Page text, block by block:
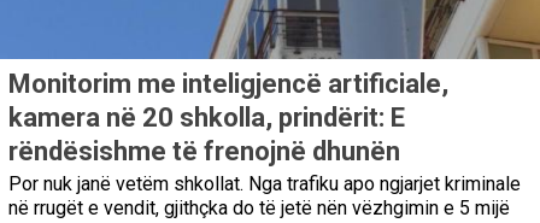
Monitorim me inteligjencë artificiale,
kamera në 20 shkolla, prindërit: E
rëndësishme të frenojnë dhunën
Por nuk janë vetëm shkollat. Nga trafiku apo ngjarjet kriminale
në rrugët e vendit, gjithçka do të jetë nën vëzhgimin e 5 mijë